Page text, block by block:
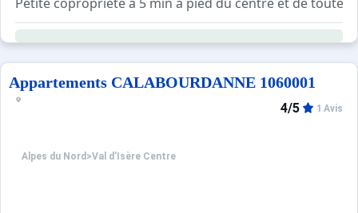
Casiers à ski sous l’escalier à l’extérieur et local
Résidence sans ascenseur.
Navette gratuite à quelques pas de la résidence en
Appartements CALABOURDANNE 1060001
Alpes du Nord >Val d’Isère Centre
4/5 1 Avis